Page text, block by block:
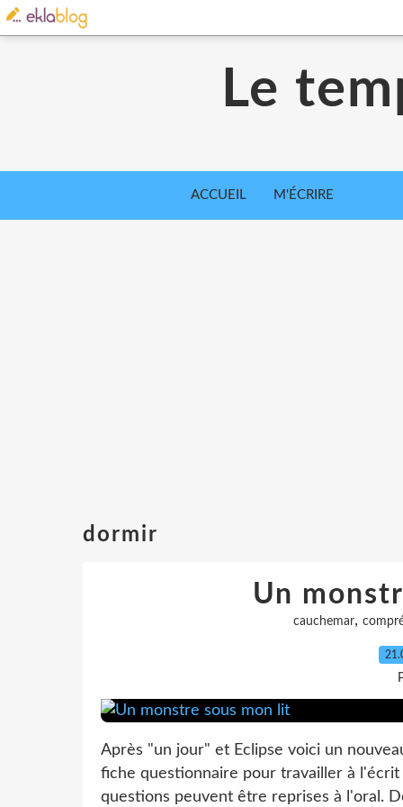
Le
ACCUEIL M'ÉCRIRE
dormir
Un
cauchemar,
Après "un jour" et Eclipse voici un
fiche questionnaire pour travailler à l'écrit
questions peuvent être reprises à l'oral.